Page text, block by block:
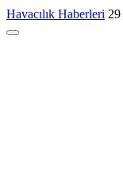
Havacılık Haberleri